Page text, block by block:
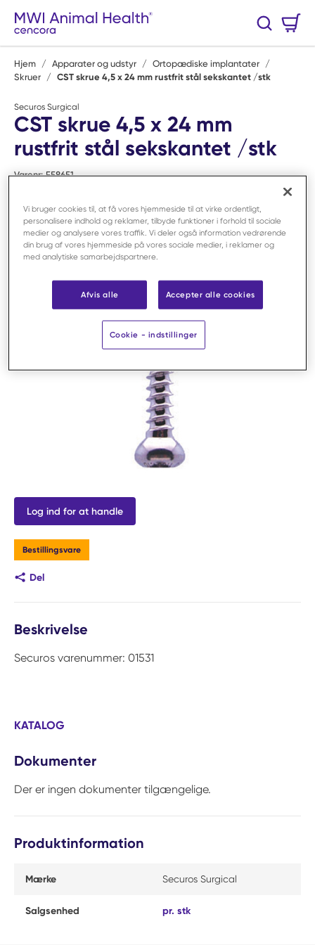
Spring til hovedindhold
Søg
Hjem / Apparater og udstyr / Ortopædiske implantater /
Skruer / CST skrue 4,5 x 24 mm rustfrit stål sekskantet /stk
Securos Surgical
CST skrue 4,5 x 24 mm
rustfrit stål sekskantet /stk
Varenr: F58651
Log ind for at handle
Bestillingsvare
Del
Beskrivelse
Securos varenummer: 01531
KATALOG
Dokumenter
Der er ingen dokumenter tilgængelige.
Produktinformation
Mærke Securos Surgical
Salgsenhed pr. stk
Vi bruger cookies til, at få vores hjemmeside til at virke ordentligt,
personalisere indhold og reklamer, tilbyde funktioner i forhold til sociale
medier og analysere vores traffik. Vi deler også information vedrørende
din brug af vores hjemmeside på vores sociale medier, i reklamer og
med analytiske samarbejdspartnere.
Afvis alle Accepter alle cookies
Cookie - indstillinger